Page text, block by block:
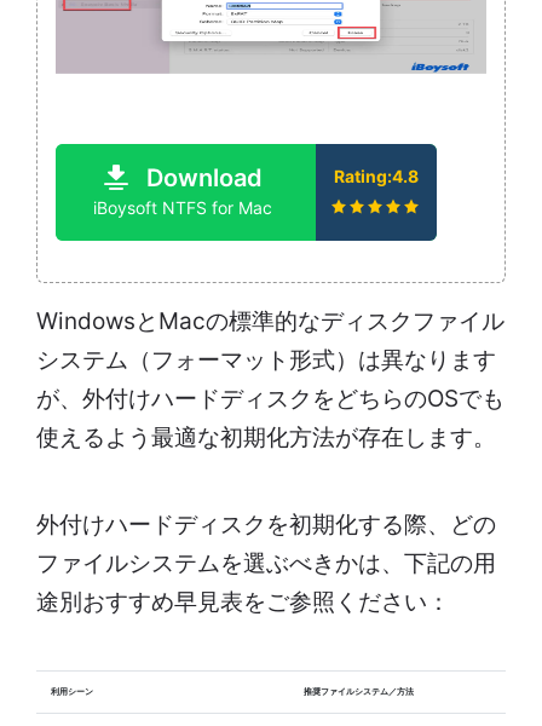
Download
iBoysoft NTFS for Mac
Rating:4.8
WindowsとMacの標準的なディスクファイル
システム（フォーマット形式）は異なります
が、外付けハードディスクをどちらのOSでも
使えるよう最適な初期化方法が存在します。
外付けハードディスクを初期化する際、どの
ファイルシステムを選ぶべきかは、下記の用
途別おすすめ早見表をご参照ください：
利用シーン 推奨ファイルシステム／方法